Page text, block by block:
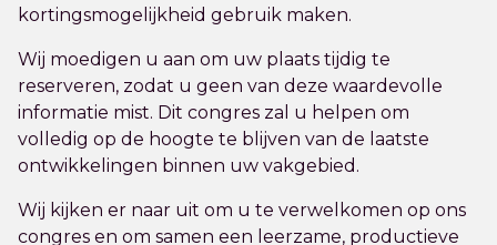
kortingsmogelijkheid gebruik maken.
Wij moedigen u aan om uw plaats tijdig te
reserveren, zodat u geen van deze waardevolle
informatie mist. Dit congres zal u helpen om
volledig op de hoogte te blijven van de laatste
ontwikkelingen binnen uw vakgebied.
Wij kijken er naar uit om u te verwelkomen op ons
congres en om samen een leerzame, productieve